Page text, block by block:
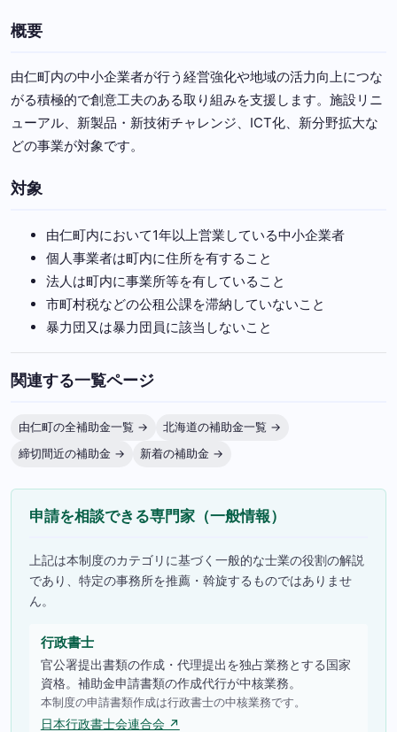
概要
由仁町内の中小企業者が行う経営強化や地域の活力向上につな
がる積極的で創意工夫のある取り組みを支援します。施設リニ
ューアル、新製品・新技術チャレンジ、ICT化、新分野拡大な
どの事業が対象です。
対象
由仁町内において1年以上営業している中小企業者
個人事業者は町内に住所を有すること
法人は町内に事業所等を有していること
市町村税などの公租公課を滞納していないこと
暴力団又は暴力団員に該当しないこと
関連する一覧ページ
由仁町の全補助金一覧 →
北海道の補助金一覧 →
締切間近の補助金 →
新着の補助金 →
申請を相談できる専門家（一般情報）
上記は本制度のカテゴリに基づく一般的な士業の役割の解説
であり、特定の事務所を推薦・斡旋するものではありませ
ん。
行政書士
官公署提出書類の作成・代理提出を独占業務とする国家
資格。補助金申請書類の作成代行が中核業務。
本制度の申請書類作成は行政書士の中核業務です。
日本行政書士会連合会 ↗